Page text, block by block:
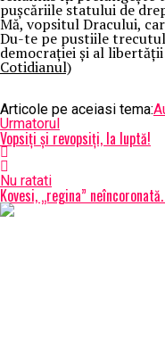
pușcăriile statului de
Mă, vopsitul Dracului,
Du-te pe pustiile
democrației și al
Cotidianul)
Articole pe aceiasi tema:
Urmatorul
Vopsiți și revopsiți, la luptă!
Nu ratati
Kovesi, „regina”